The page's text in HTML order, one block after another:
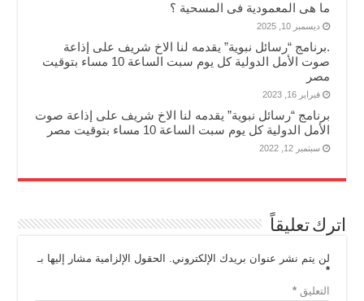
ما هى المعمودية فى المسحية ؟
ديسمبر 10, 2025
.برنامج “رسائل نبوية” يقدمه لنا الاخ شريف على إذاعة
صوت الأمل الدولية كل يوم سبت الساعة 10 مساء بتوقيت
مصر
فبراير 16, 2023
برنامج “رسائل نبوية” يقدمه لنا الاخ شريف على إذاعة صوت
الأمل الدولية كل يوم سبت الساعة 10 مساء بتوقيت مصر
سبتمبر 12, 2022
اترك تعليقاً
لن يتم نشر عنوان بريدك الإلكتروني.
الحقول الإلزامية مشار إليها بـ
*
التعليق*